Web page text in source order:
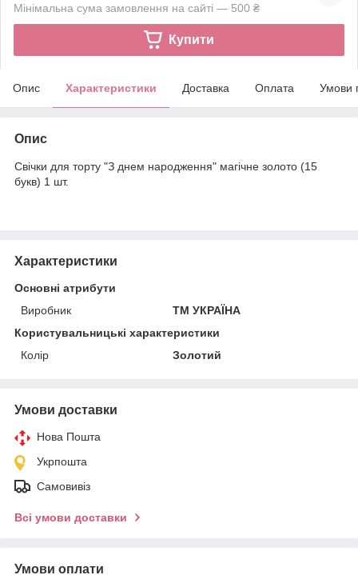
Мінімальна сума замовлення на сайті — 500 ₴
Купити
Опис Характеристики Доставка Оплата Умови
Опис
Свічки для торту "З днем народження" магічне золото (15
букв) 1 шт.
Характеристики
Основні атрибути
Виробник
ТМ УКРАЇНА
Користувальницькі характеристики
Колір
Золотий
Умови доставки
Нова Пошта
Укрпошта
Самовивіз
Всі умови доставки
Умови оплати